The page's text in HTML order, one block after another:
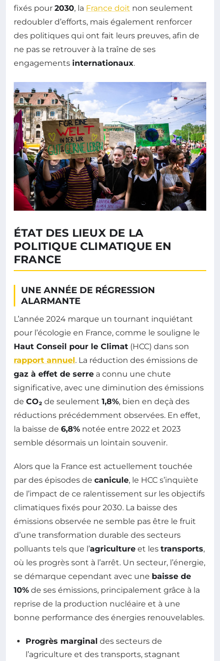
fixés pour 2030, la France doit non seulement
redoubler d’efforts, mais également renforcer
des politiques qui ont fait leurs preuves, afin de
ne pas se retrouver à la traîne de ses
engagements internationaux.
ÉTAT DES LIEUX DE LA
POLITIQUE CLIMATIQUE EN
FRANCE
UNE ANNÉE DE RÉGRESSION
ALARMANTE
L’année 2024 marque un tournant inquiétant
pour l’écologie en France, comme le souligne le
Haut Conseil pour le Climat (HCC) dans son
rapport annuel. La réduction des émissions de
gaz à effet de serre a connu une chute
significative, avec une diminution des émissions
de CO₂ de seulement 1,8%, bien en deçà des
réductions précédemment observées. En effet,
la baisse de 6,8% notée entre 2022 et 2023
semble désormais un lointain souvenir.
Alors que la France est actuellement touchée
par des épisodes de canicule, le HCC s’inquiète
de l’impact de ce ralentissement sur les objectifs
climatiques fixés pour 2030. La baisse des
émissions observée ne semble pas être le fruit
d’une transformation durable des secteurs
polluants tels que l’agriculture et les transports,
où les progrès sont à l’arrêt. Un secteur, l’énergie,
se démarque cependant avec une baisse de
10% de ses émissions, principalement grâce à la
reprise de la production nucléaire et à une
bonne performance des énergies renouvelables.
Progrès marginal des secteurs de
l’agriculture et des transports, stagnant